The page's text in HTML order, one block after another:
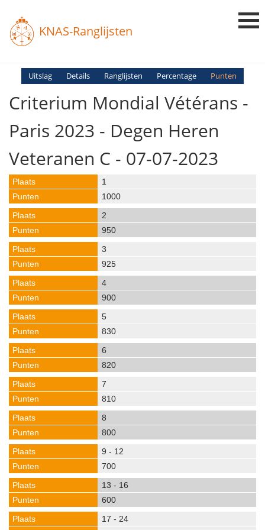
KNAS-Ranglijsten
Login
Ranglijsten
Uitslag Details Ranglijsten Percentage Punten
Criterium Mondial Vétérans -
Paris 2023 - Degen Heren
Veteranen C - 07-07-2023
1
1000
2
950
3
925
4
900
5
830
6
820
7
810
8
800
9 - 12
700
13 - 16
600
17 - 24